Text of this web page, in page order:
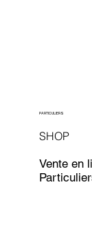
SHOP
PARTICULIERS
Vente en